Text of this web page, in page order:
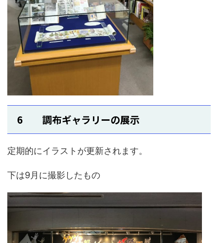
6 調布ギャラリーの展示
定期的にイラストが更新されます。
下は9月に撮影したもの